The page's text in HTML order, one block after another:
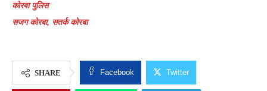
कोरबा पुलिस
सजग कोरबा, सतर्क कोरबा
SHARE Facebook Twitter